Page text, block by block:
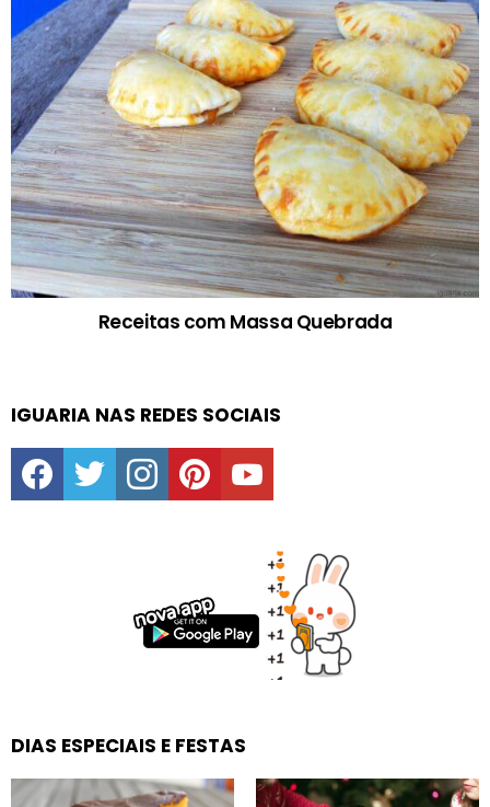
Receitas com Massa Quebrada
IGUARIA NAS REDES SOCIAIS
facebooktwitter instagrampinterestyoutube
DIAS ESPECIAIS E FESTAS